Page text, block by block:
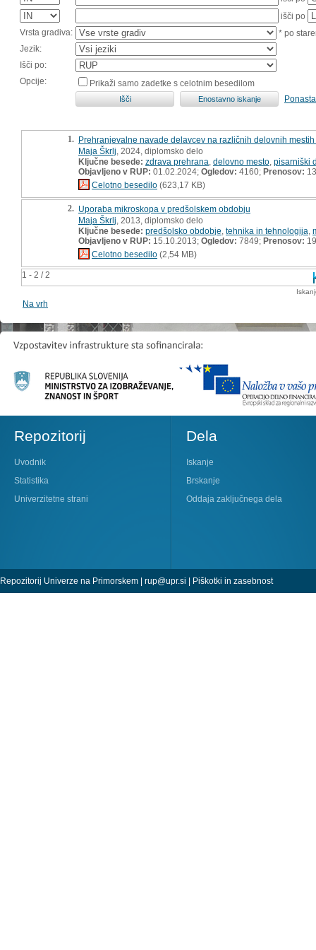
išči po
Vrsta gradiva:
* po
Jezik:
Išči po:
Opcije:
Prikaži samo zadetke s celotnim besedilom
1 - 2 / 2
1. Prehranjevalne navade delavcev na različnih delovnih
Maja Škrlj , 2024, diplomsko delo
Ključne besede: zdrava prehrana delovno mesto pisarniški
Objavljeno v RUP: 01.02.2024; Ogledov: 4160; Prenosov:
Celotno besedilo (623,17 KB)
2. Uporaba mikroskopa v predšolskem obdobju
Maja Škrlj , 2013, diplomsko delo
Ključne besede: predšolsko obdobje tehnika in tehnologija
Objavljeno v RUP: 15.10.2013; Ogledov: 7849; Prenosov:
Celotno besedilo (2,54 MB)
Na vrh
Repozitorij
Uvodnik
Statistika
Univerzitetne strani
Dela
Iskanje
Brskanje
Oddaja zaključnega dela
Repozitorij Univerze na Primorskem | rup@upr.si | Piškotki in zasebnost